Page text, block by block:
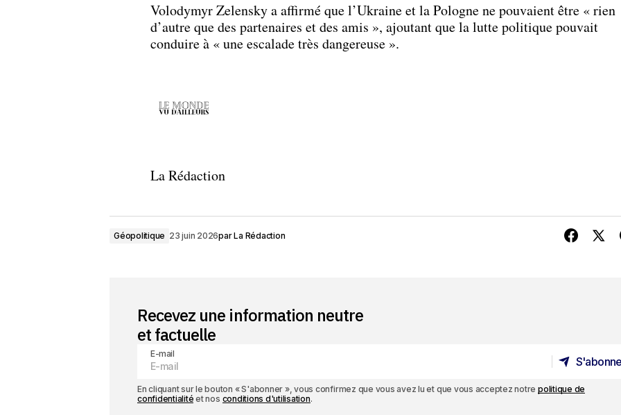
Volodymyr Zelensky a affirmé que l’Ukraine et la Pologne ne pouvaient être « rien
d’autre que des partenaires et des amis », ajoutant que la lutte politique pouvait
conduire à « une escalade très dangereuse ».
La Rédaction
Géopolitique 23 juin 2026parLa Rédaction
Recevez une information neutre
et factuelle
E-mail
En cliquant sur le bouton « S'abonner », vous confirmez que vous avez lu et que vous acceptez notrepolitique de
confidentialité et nos conditions d'utilisation.